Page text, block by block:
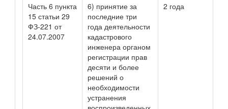
Часть 6 пункта
15 статьи 29
ФЗ-221 от
24.07.2007
6) принятие за
последние три
года деятельности
кадастрового
инженера органом
регистрации прав
десяти и более
решений о
необходимости
устранения
2 года